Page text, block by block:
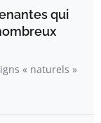
qui
« naturels »